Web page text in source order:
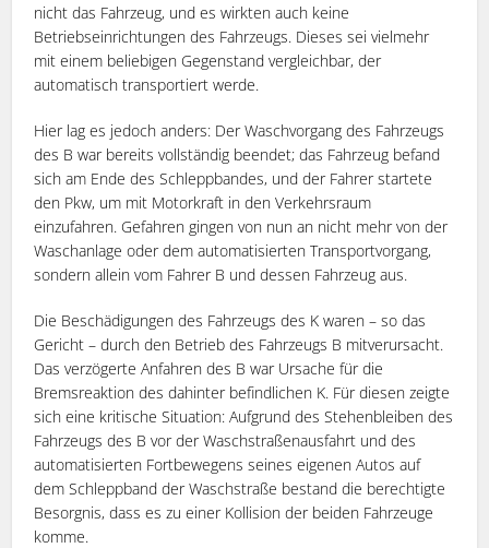
nicht das Fahrzeug, und es wirkten auch keine
Betriebseinrichtungen des Fahrzeugs. Dieses sei vielmehr
mit einem beliebigen Gegenstand vergleichbar, der
automatisch transportiert werde.
Hier lag es jedoch anders: Der Waschvorgang des Fahrzeugs
des B war bereits vollständig beendet; das Fahrzeug befand
sich am Ende des Schleppbandes, und der Fahrer startete
den Pkw, um mit Motorkraft in den Verkehrsraum
einzufahren. Gefahren gingen von nun an nicht mehr von der
Waschanlage oder dem automatisierten Transportvorgang,
sondern allein vom Fahrer B und dessen Fahrzeug aus.
Die Beschädigungen des Fahrzeugs des K waren – so das
Gericht – durch den Betrieb des Fahrzeugs B mitverursacht.
Das verzögerte Anfahren des B war Ursache für die
Bremsreaktion des dahinter befindlichen K. Für diesen zeigte
sich eine kritische Situation: Aufgrund des Stehenbleiben des
Fahrzeugs des B vor der Waschstraßenausfahrt und des
automatisierten Fortbewegens seines eigenen Autos auf
dem Schleppband der Waschstraße bestand die berechtigte
Besorgnis, dass es zu einer Kollision der beiden Fahrzeuge
komme.